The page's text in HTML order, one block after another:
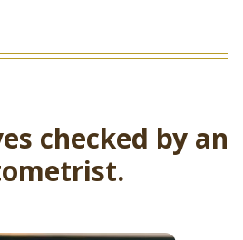
checked by an